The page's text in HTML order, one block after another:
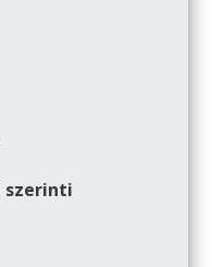
szerinti